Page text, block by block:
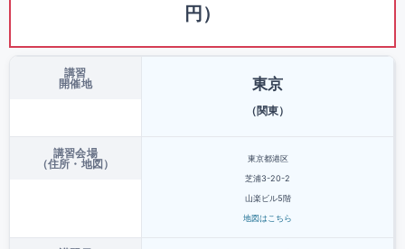
円）
講習
開催地
東京
（関東）
講習会場
（住所・地図）
東京都港区
芝浦3-20-2
山楽ビル5階
地図はこちら